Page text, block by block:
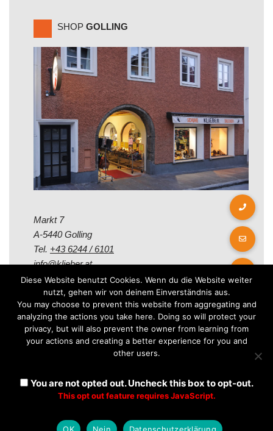
SHOP GOLLING
Markt 7
A-5440 Golling
Tel. +43 6244 / 6101
info@klieber.at
Öffungszeiten
Montag - Freitag:
08.00 - 12.00 Uhr
08.30 - 12.30 Uhr
Diese Website benutzt Cookies. Wenn du die Website weiter
nutzt, gehen wir von deinem Einverständnis aus.
You may choose to prevent this website from aggregating and
analyzing the actions you take here. Doing so will protect your
privacy, but will also prevent the owner from learning from
your actions and creating a better experience for you and
other users.
You are not opted out. Uncheck this box to opt-out.
This opt out feature requires JavaScript.
OK Nein Datenschutzerklärung